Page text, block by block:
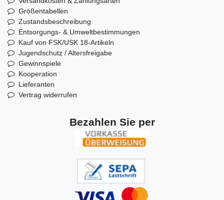
Größentabellen
Zustandsbeschreibung
Entsorgungs- & Umweltbestimmungen
Kauf von FSK/USK 18-Artikeln
Jugendschutz / Altersfreigabe
Gewinnspiele
Kooperation
Lieferanten
Vertrag widerrufen
Bezahlen Sie per